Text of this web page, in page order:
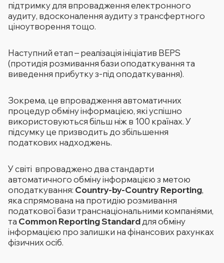
підтримку для впровадження електронного
аудиту, вдосконалення аудиту з трансфертного
ціноутворення тощо.
Наступний етап – реалізація ініціатив BEPS
(протидія розмивання бази оподаткування та
виведення прибутку з-під оподаткування).
Зокрема, це впровадження автоматичних
процедур обміну інформацією, які успішно
використовуються більш ніж в 100 країнах. У
підсумку це призводить до збільшення
податкових надходжень.
У світі впроваджено два стандарти
автоматичного обміну інформацією з метою
оподаткування: Country-by-Country Reporting,
яка спрямована на протидію розмивання
податкової бази транснаціональними компаніями,
та Common Reporting Standardдля обміну
інформацією про залишки на фінансових рахунках
фізичних осіб.